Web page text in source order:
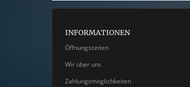
INFORMATIONEN
Öffnungszeiten
Wir über uns
Zahlungsmöglichkeiten